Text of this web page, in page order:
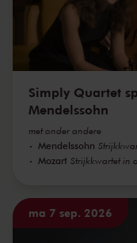
Simply Quartet
Mendelssohn
met onder andere
Mendelssohn
Mozart Strijkkwartet in
ma 7 sep. 2026